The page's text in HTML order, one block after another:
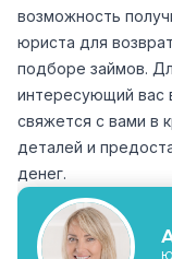
возможность
юриста для
подборе займов.
интересующий вас
свяжется с вами в
деталей и
денег.